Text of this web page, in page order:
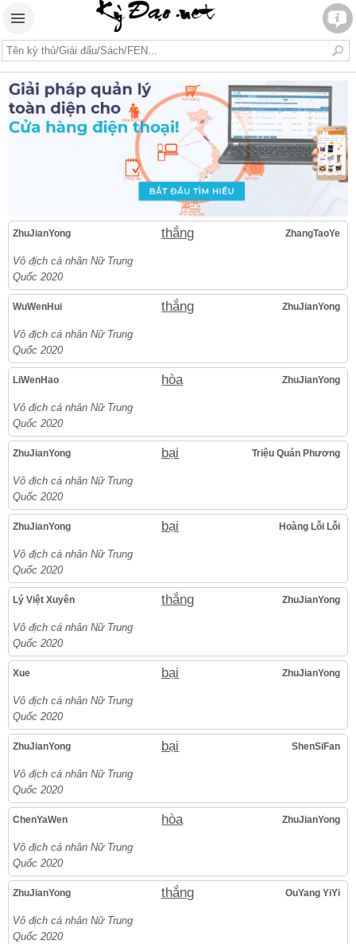
ZhuJianYong thắng ZhangTaoYe
Vô địch cá nhân Nữ Trung
Quốc 2020
WuWenHui thắng ZhuJianYong
Vô địch cá nhân Nữ Trung
Quốc 2020
LiWenHao hòa ZhuJianYong
Vô địch cá nhân Nữ Trung
Quốc 2020
ZhuJianYong bại Triệu Quán Phương
Vô địch cá nhân Nữ Trung
Quốc 2020
ZhuJianYong bại Hoàng Lỗi Lỗi
Vô địch cá nhân Nữ Trung
Quốc 2020
Lý Việt Xuyên thắng ZhuJianYong
Vô địch cá nhân Nữ Trung
Quốc 2020
Xue bại ZhuJianYong
Vô địch cá nhân Nữ Trung
Quốc 2020
ZhuJianYong bại ShenSiFan
Vô địch cá nhân Nữ Trung
Quốc 2020
ChenYaWen hòa ZhuJianYong
Vô địch cá nhân Nữ Trung
Quốc 2020
ZhuJianYong thắng OuYang YiYi
Vô địch cá nhân Nữ Trung
Quốc 2020